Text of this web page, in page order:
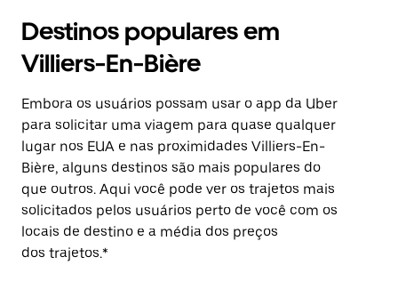
Destinos populares em
Villiers-En-Bière
Embora os usuários possam usar o app da Uber
para solicitar uma viagem para quase qualquer
lugar nos EUA e nas proximidades Villiers-En-
Bière, alguns destinos são mais populares do
que outros. Aqui você pode ver os trajetos mais
solicitados pelos usuários perto de você com os
locais de destino e a média dos preços
dos trajetos.*